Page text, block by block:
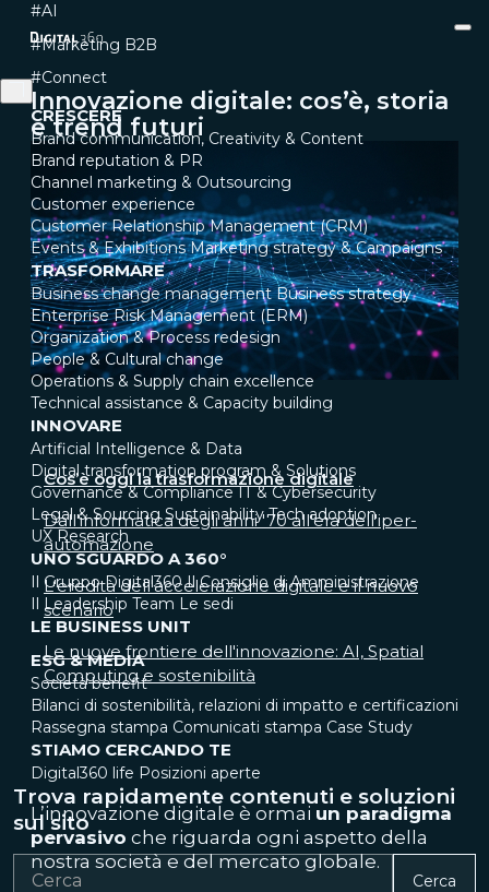
CRESCERE
Brand communication, Creativity & Content
Brand reputation & PR
Channel marketing & Outsourcing
Customer experience
Customer Relationship Management (CRM)
Events & Exhibitions Marketing strategy & Campaigns
TRASFORMARE
Business change management Business strategy
Enterprise Risk Management (ERM)
Organization & Process redesign
People & Cultural change
Operations & Supply chain excellence
Technical assistance & Capacity building
INNOVARE
Artificial Intelligence & Data
Digital transformation program & Solutions
Governance & Compliance IT & Cybersecurity
Legal & Sourcing Sustainability Tech adoption
UX Research
UNO SGUARDO A 360°
Il Gruppo Digital360 Il Consiglio di Amministrazione
Il Leadership Team Le sedi
LE BUSINESS UNIT
ESG & MEDIA
Società benefit
Bilanci di sostenibilità, relazioni di impatto e certificazioni
Rassegna stampa Comunicati stampa Case Study
STIAMO CERCANDO TE
Digital360 life Posizioni aperte
Trova rapidamente contenuti e soluzioni
sul sito
Cerca
#AI
#Marketing B2B
#Connect
Innovazione digitale: cos’è, storia
e trend futuri
Cos’è oggi la trasformazione digitale
Dall'informatica degli anni '70 all'era dell'iper-
automazione
L'eredità dell'accelerazione digitale e il nuovo
scenario
Le nuove frontiere dell'innovazione: AI, Spatial
Computing e sostenibilità
L’innovazione digitale è ormai un paradigma
pervasivo che riguarda ogni aspetto della
nostra società e del mercato globale.